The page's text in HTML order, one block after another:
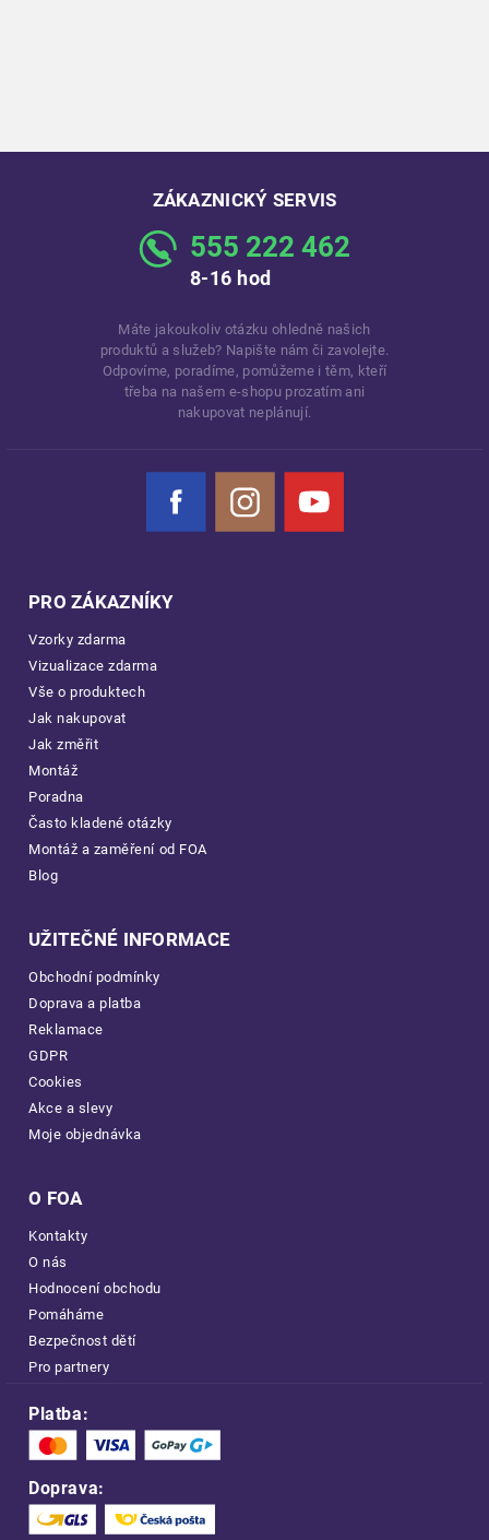
ZÁKAZNICKÝ SERVIS
555 222 462
8-16 hod
Máte jakoukoliv otázku ohledně našich
produktů a služeb? Napište nám či zavolejte.
Odpovíme, poradíme, pomůžeme i těm, kteří
třeba na našem e-shopu prozatím ani
nakupovat neplánují.
Facebook Instagram YouTube
PRO ZÁKAZNÍKY
Vzorky zdarma
Vizualizace zdarma
Vše o produktech
Jak nakupovat
Jak změřit
Montáž
Poradna
Často kladené otázky
Montáž a zaměření od FOA
Blog
UŽITEČNÉ INFORMACE
Obchodní podmínky
Doprava a platba
Reklamace
GDPR
Cookies
Akce a slevy
Moje objednávka
O FOA
Kontakty
O nás
Hodnocení obchodu
Pomáháme
Bezpečnost dětí
Pro partnery
Platba:
Doprava: